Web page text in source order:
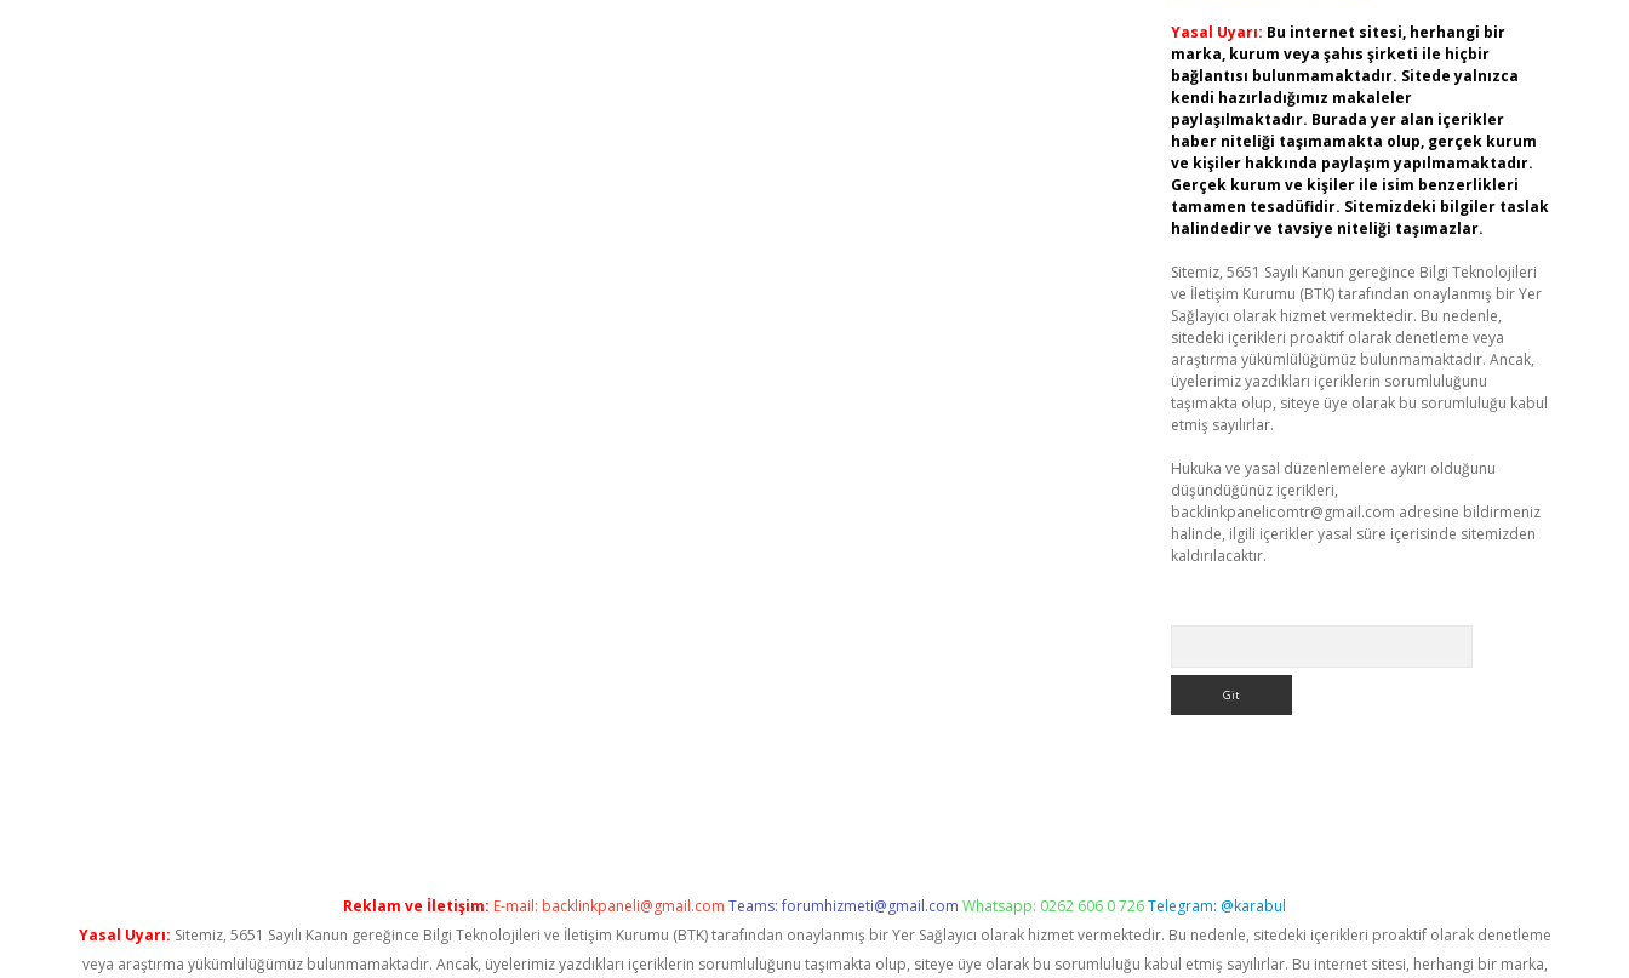
Yasal Uyarı: Bu internet sitesi, herhangi bir
marka, kurum veya şahıs şirketi ile hiçbir
bağlantısı bulunmamaktadır. Sitede yalnızca
kendi hazırladığımız makaleler
paylaşılmaktadır. Burada yer alan içerikler
haber niteliği taşımamakta olup, gerçek kurum
ve kişiler hakkında paylaşım yapılmamaktadır.
Gerçek kurum ve kişiler ile isim benzerlikleri
tamamen tesadüfidir. Sitemizdeki bilgiler taslak
halindedir ve tavsiye niteliği taşımazlar.
Sitemiz, 5651 Sayılı Kanun gereğince Bilgi Teknolojileri
ve İletişim Kurumu (BTK) tarafından onaylanmış bir Yer
Sağlayıcı olarak hizmet vermektedir. Bu nedenle,
sitedeki içerikleri proaktif olarak denetleme veya
araştırma yükümlülüğümüz bulunmamaktadır. Ancak,
üyelerimiz yazdıkları içeriklerin sorumluluğunu
taşımakta olup, siteye üye olarak bu sorumluluğu kabul
etmiş sayılırlar.
Hukuka ve yasal düzenlemelere aykırı olduğunu
düşündüğünüz içerikleri,
backlinkpanelicomtr@gmail.com adresine bildirmeniz
halinde, ilgili içerikler yasal süre içerisinde sitemizden
kaldırılacaktır.
Reklam ve İletişim: E-mail: backlinkpaneli@gmail.com Teams:forumhizmeti@gmail.com Whatsapp: 0262 606 0 726Telegram: @karabul
Yasal Uyarı: Sitemiz, 5651 Sayılı Kanun gereğince Bilgi Teknolojileri ve İletişim Kurumu (BTK) tarafından onaylanmış bir Yer Sağlayıcı olarak hizmet vermektedir. Bu nedenle, sitedeki içerikleri proaktif olarak denetleme
veya araştırma yükümlülüğümüz bulunmamaktadır. Ancak, üyelerimiz yazdıkları içeriklerin sorumluluğunu taşımakta olup, siteye üye olarak bu sorumluluğu kabul etmiş sayılırlar. Bu internet sitesi, herhangi bir marka,